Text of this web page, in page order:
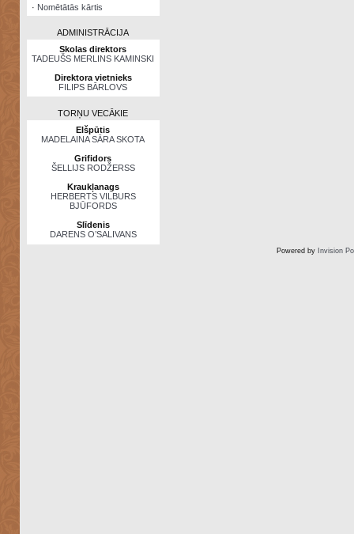
· Nomētātās kārtis
ADMINISTRĀCIJA
Skolas direktors
TADEUŠS MERLINS KAMINSKI
Direktora vietnieks
FILIPS BĀRLOVS
TORŅU VECĀKIE
Elšpūtis
MADELAINA SĀRA SKOTA
Grifidors
ŠELLIJS RODŽERSS
Kraukļanags
HERBERTS VILBURS
BJŪFORDS
Slīdenis
DARENS O’SALIVANS
Powered by Invision